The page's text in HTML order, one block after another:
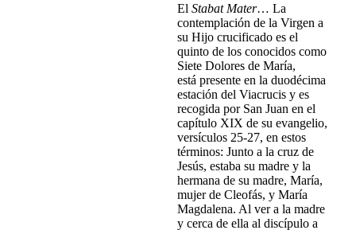
ElStabat Mater… La
contemplación de la Virgen a
su Hijo crucificado es el
quinto de los conocidos como
Siete Dolores de María,
está presente en la duodécima
estación del Viacrucis y es
recogida por San Juan en el
capítulo XIX de su evangelio,
versículos 25-27, en estos
términos: Junto a la cruz de
Jesús, estaba su madre y la
hermana de su madre, María,
mujer de Cleofás, y María
Magdalena. Al ver a la madre
y cerca de ella al discípulo a